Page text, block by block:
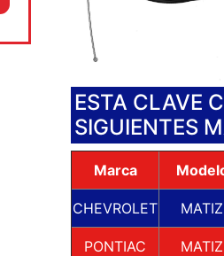
ESTA CLAVE
SIGUIENTES
Marca
CHEVROLET MATIZ
PONTIAC MATIZ